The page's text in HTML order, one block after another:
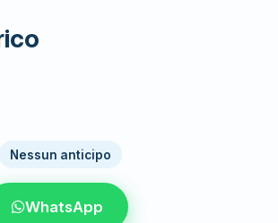
Nessun anticipo
WhatsApp